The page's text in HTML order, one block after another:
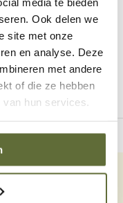
Ook delen we
site met onze
en analyse. Deze
met andere
of die ze hebben
hun services.
Gratis